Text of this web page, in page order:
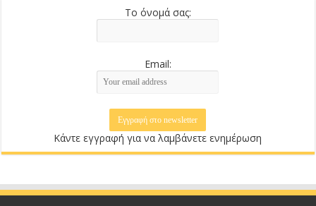
Το όνομά σας:
Email:
Κάντε εγγραφή για να λαμβάνετε ενημέρωση